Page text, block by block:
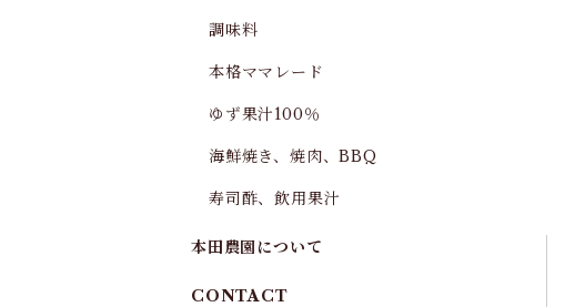
調味料
本格ママレード
ゆず果汁100％
海鮮焼き、焼肉、BBQ
寿司酢、飲用果汁
本田農園について
CONTACT